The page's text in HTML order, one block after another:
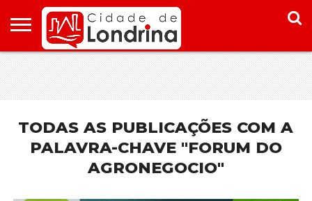
HOME
CONHEÇA
LONDRINA
PONTOS
TURÍSTICOS
ONDE
FICAR EM
LONDRINA
ONDE
COMER
EM
LONDRINA
TODAS AS PUBLICAÇÕES COM A
PALAVRA-CHAVE "FORUM DO
AGRONEGOCIO"